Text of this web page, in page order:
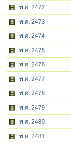
พ.ศ. 2472
พ.ศ. 2473
พ.ศ. 2474
พ.ศ. 2475
พ.ศ. 2476
พ.ศ. 2477
พ.ศ. 2478
พ.ศ. 2479
พ.ศ. 2480
พ.ศ. 2481